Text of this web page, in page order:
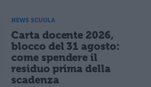
NEWS SCUOLA
Carta docente 2026,
blocco del 31 agosto:
come spendere il
residuo prima della
scadenza